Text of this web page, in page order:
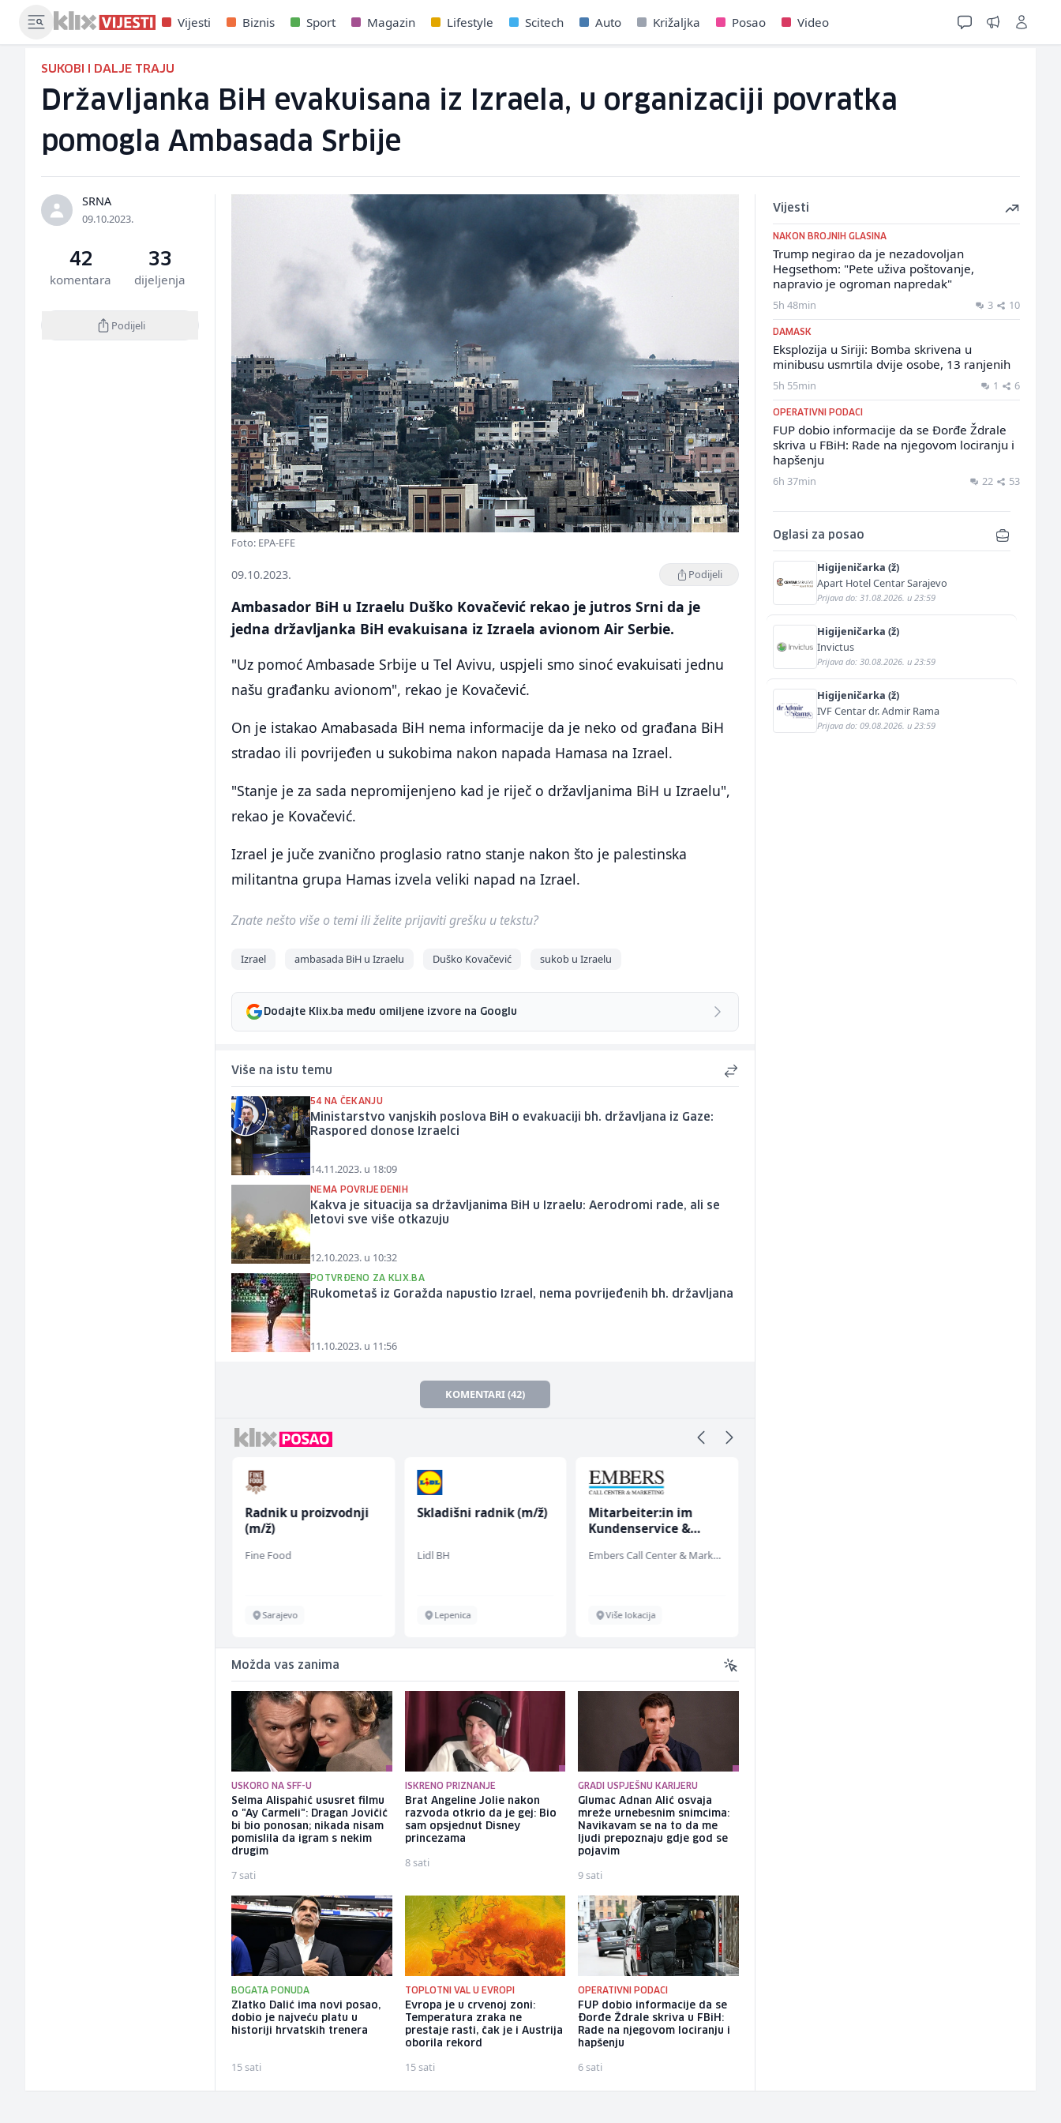
Vijesti Biznis Sport Magazin Lifestyle Scitech Auto Križaljka Posao Video
SUKOBI I DALJE TRAJU
Državljanka BiH evakuisana iz Izraela, u organizaciji povratka
pomogla Ambasada Srbije
SRNA
09.10.2023.
42
komentara
33
dijeljenja
Podijeli
Foto: EPA-EFE
09.10.2023. Podijeli
Ambasador BiH u Izraelu Duško Kovačević rekao je jutros Srni da je
jedna državljanka BiH evakuisana iz Izraela avionom Air Serbie.
"Uz pomoć Ambasade Srbije u Tel Avivu, uspjeli smo sinoć evakuisati jednu
našu građanku avionom", rekao je Kovačević.
On je istakao Amabasada BiH nema informacije da je neko od građana BiH
stradao ili povrijeđen u sukobima nakon napada Hamasa na Izrael.
"Stanje je za sada nepromijenjeno kad je riječ o državljanima BiH u Izraelu",
rekao je Kovačević.
Izrael je juče zvanično proglasio ratno stanje nakon što je palestinska
militantna grupa Hamas izvela veliki napad na Izrael.
Znate nešto više o temi ili želite prijaviti grešku u tekstu?
Izrael ambasada BiH u Izraelu Duško Kovačević sukob u Izraelu
Dodajte Klix.ba među omiljene izvore na Googlu
Više na istu temu
54 NA ČEKANJU
Ministarstvo vanjskih poslova BiH o evakuaciji bh. državljana iz Gaze:
Raspored donose Izraelci
14.11.2023. u 18:09
NEMA POVRIJEĐENIH
Kakva je situacija sa državljanima BiH u Izraelu: Aerodromi rade, ali se
letovi sve više otkazuju
12.10.2023. u 10:32
POTVRĐENO ZA KLIX.BA
Rukometaš iz Goražda napustio Izrael, nema povrijeđenih bh. državljana
11.10.2023. u 11:56
KOMENTARI (42)
Radnik u proizvodnji
(m/ž)
Fine Food
Sarajevo
Skladišni radnik (m/ž)
Lidl BH
Lepenica
Mitarbeiter:in im
Kundenservice &
Embers Call Center & Marketing
Više lokacija
Možda vas zanima
USKORO NA SFF-U
Selma Alispahić ususret filmu
o "Ay Carmeli": Dragan Jovičić
bi bio ponosan; nikada nisam
pomislila da igram s nekim
drugim
7 sati
ISKRENO PRIZNANJE
Brat Angeline Jolie nakon
razvoda otkrio da je gej: Bio
sam opsjednut Disney
princezama
8 sati
GRADI USPJEŠNU KARIJERU
Glumac Adnan Alić osvaja
mreže urnebesnim snimcima:
Navikavam se na to da me
ljudi prepoznaju gdje god se
pojavim
9 sati
BOGATA PONUDA
Zlatko Dalić ima novi posao,
dobio je najveću platu u
historiji hrvatskih trenera
15 sati
TOPLOTNI VAL U EVROPI
Evropa je u crvenoj zoni:
Temperatura zraka ne
prestaje rasti, čak je i Austrija
oborila rekord
15 sati
OPERATIVNI PODACI
FUP dobio informacije da se
Đorđe Ždrale skriva u FBiH:
Rade na njegovom lociranju i
hapšenju
6 sati
Vijesti
NAKON BROJNIH GLASINA
Trump negirao da je nezadovoljan
Hegsethom: "Pete uživa poštovanje,
napravio je ogroman napredak"
5h 48min 3 10
DAMASK
Eksplozija u Siriji: Bomba skrivena u
minibusu usmrtila dvije osobe, 13 ranjenih
5h 55min 1 6
OPERATIVNI PODACI
FUP dobio informacije da se Đorđe Ždrale
skriva u FBiH: Rade na njegovom lociranju i
hapšenju
6h 37min 22 53
Oglasi za posao
Higijeničarka (ž)
Apart Hotel Centar Sarajevo
Prijava do: 31.08.2026. u 23:59
Higijeničarka (ž)
Invictus
Prijava do: 30.08.2026. u 23:59
Higijeničarka (ž)
IVF Centar dr. Admir Rama
Prijava do: 09.08.2026. u 23:59